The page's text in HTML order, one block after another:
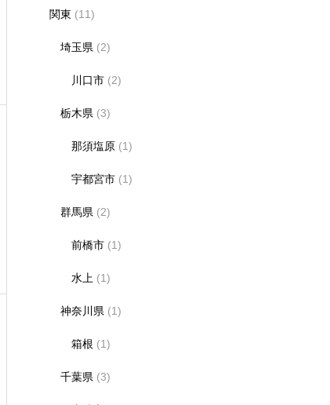
関東 (11)
埼玉県 (2)
川口市 (2)
栃木県 (3)
那須塩原 (1)
宇都宮市 (1)
群馬県 (2)
前橋市 (1)
水上 (1)
神奈川県 (1)
箱根 (1)
千葉県 (3)